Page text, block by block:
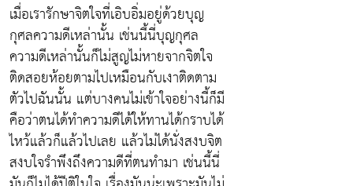
เมื่อเรารักษาจิตใจที่เอิบอิ่มอยู่ด้วยบุญ
กุศลความดีเหล่านั้น เช่นนี้นี่บุญกุศล
ความดีเหล่านั้นก็ไม่สูญไม่หายจากจิตใจ
ติดสอยห้อยตามไปเหมือนกับเงาติดตาม
ตัวไปฉันนั้น แต่บางคนไม่เข้าใจอย่างนี้ก็มี
คือว่าตนได้ทำความดีได้ให้ทานได้กราบได้
ไหว้แล้วก็แล้วไปเลย แล้วไม่ได้นั่งสงบจิต
สงบใจรำพึงถึงความดีที่ตนทำมา เช่นนี้นี่